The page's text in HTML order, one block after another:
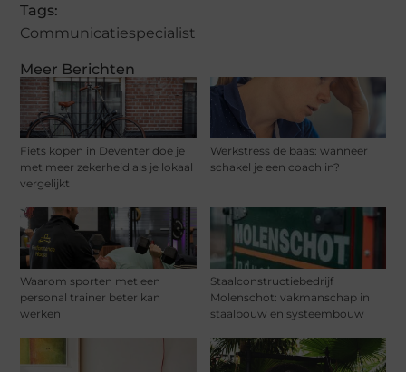
Meer Berichten
Fiets kopen in Deventer doe je
met meer zekerheid als je lokaal
vergelijkt
Werkstress de baas: wanneer
schakel je een coach in?
Waarom sporten met een
personal trainer beter kan
werken
Staalconstructiebedrijf
Molenschot: vakmanschap in
staalbouw en systeembouw
Tags:
Communicatiespecialist